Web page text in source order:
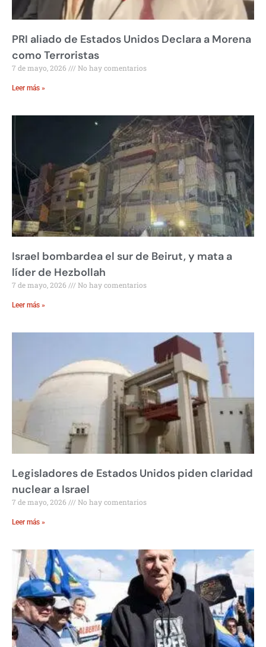
PRI aliado de Estados Unidos Declara a Morena
como Terroristas
7 de mayo, 2026 No hay comentarios
Leer más »
Israel bombardea el sur de Beirut, y mata a
líder de Hezbollah
7 de mayo, 2026 No hay comentarios
Leer más »
Legisladores de Estados Unidos piden claridad
nuclear a Israel
7 de mayo, 2026 No hay comentarios
Leer más »